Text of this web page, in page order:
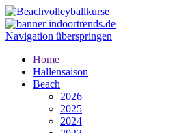
Navigation überspringen
Home
Hallensaison
Beach
2026
2025
2024